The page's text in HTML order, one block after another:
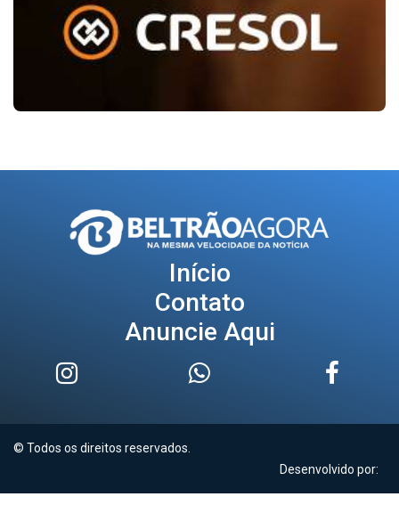
Início
Contato
Anuncie Aqui
© Todos os direitos reservados.
Desenvolvido por: